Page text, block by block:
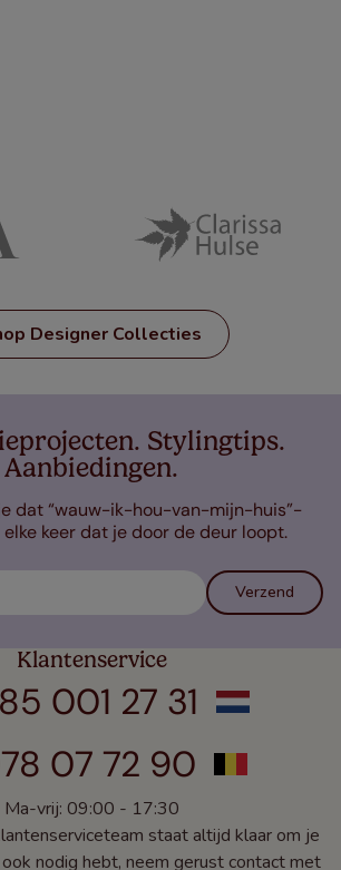
Designer Collecties
Stylingtips.
Aanbiedingen.
dat “wauw-ik-hou-van-mijn-huis”-
keer dat je door de deur loopt.
Verzend
Klantenservice
001 27 31
07 72 90
Ma-vrij: 09:00 - 17:30
staat altijd klaar om je
nodig hebt, neem gerust contact met